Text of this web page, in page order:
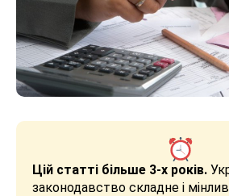
Цій статті більше 3-х років.
законодавство складне і